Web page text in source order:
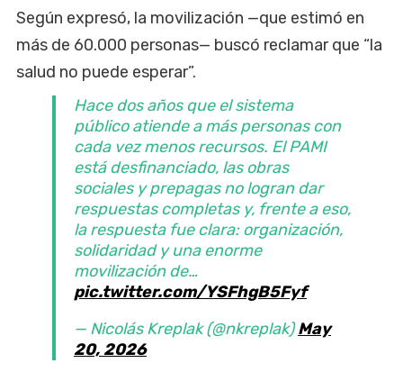
Según expresó, la movilización —que estimó en
más de 60.000 personas— buscó reclamar que “la
salud no puede esperar”.
Hace dos años que el sistema
público atiende a más personas con
cada vez menos recursos. El PAMI
está desfinanciado, las obras
sociales y prepagas no logran dar
respuestas completas y, frente a eso,
la respuesta fue clara: organización,
solidaridad y una enorme
movilización de…
pic.twitter.com/YSFhgB5Fyf
— Nicolás Kreplak (@nkreplak)May
20, 2026